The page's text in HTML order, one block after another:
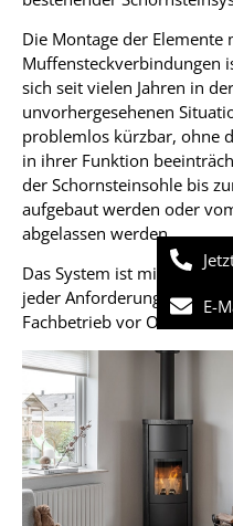
Die Montage der
Muffensteckverbindungen
sich seit vielen Jahren in
unvorhergesehenen
problemlos kürzbar, ohne
in ihrer Funktion
der Schornsteinsohle bis
aufgebaut werden oder
abgelassen werden.
Das System ist mit seiner
jeder Anforderung
Fachbetrieb vor Ort
E-